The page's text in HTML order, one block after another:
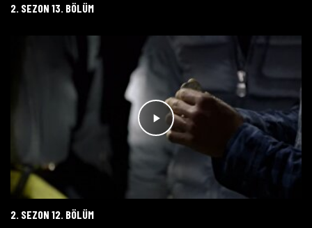
2. SEZON 13. BÖLÜM
2. SEZON 12. BÖLÜM